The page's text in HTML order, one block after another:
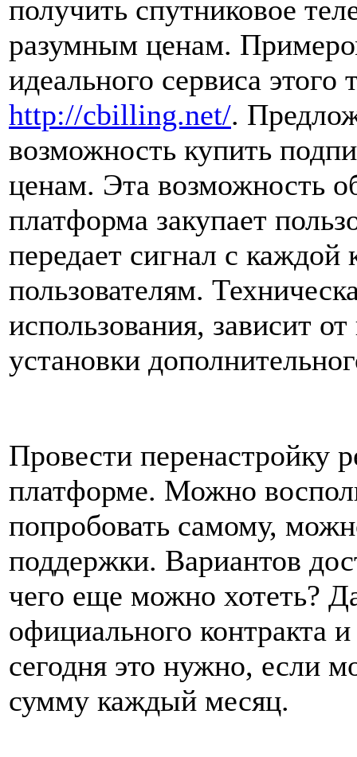
получить спутниковое
разумным ценам.
идеального сервиса
http://cbilling.net/.
возможность купить
ценам. Эта возможность
платформа закупает
передает сигнал с каждой
пользователям.
использования, зависит
установки
Провести перенастройку
платформе. Можно
попробовать самому,
поддержки. Вариантов
чего еще можно хотеть?
официального контракта
сегодня это нужно, если
сумму каждый месяц.